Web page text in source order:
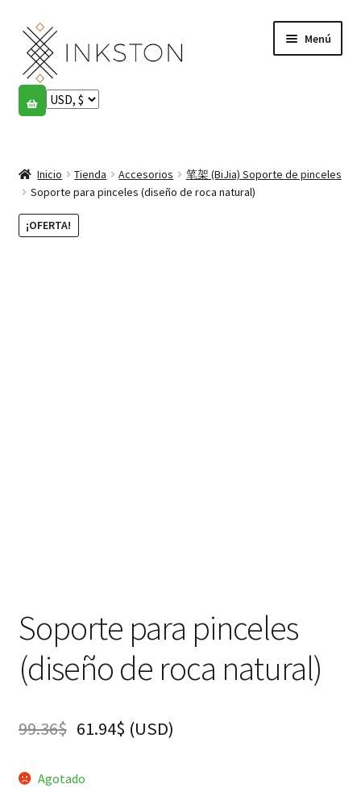
Ir
la
navegación
Ir
al
contenido
Menú
Tienda
menú
English
Español
Inicio Tienda Accesorios
笔架 (BiJia) Soporte de pinceles
Soporte para pinceles (diseño de roca natural)
¡OFERTA!
Soporte para pinceles
(diseño de roca natural)
99.36$ 61.94$ (USD)
Agotado